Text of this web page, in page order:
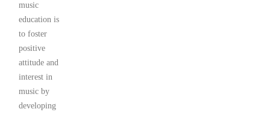
music
education is
to foster
positive
attitude and
interest in
music by
developing